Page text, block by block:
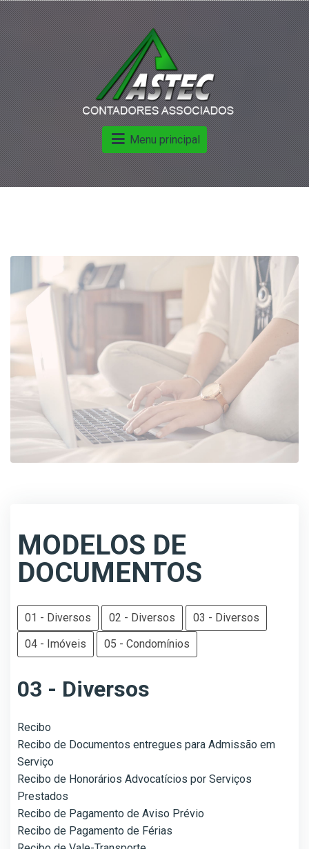
Menu principal
MODELOS DE
DOCUMENTOS
01 - Diversos 02 - Diversos
03 - Diversos
04 - Imóveis
05 - Condomínios
03 - Diversos
Recibo
Recibo de Documentos entregues para Admissão em
Serviço
Recibo de Honorários Advocatícios por Serviços
Prestados
Recibo de Pagamento de Aviso Prévio
Recibo de Pagamento de Férias